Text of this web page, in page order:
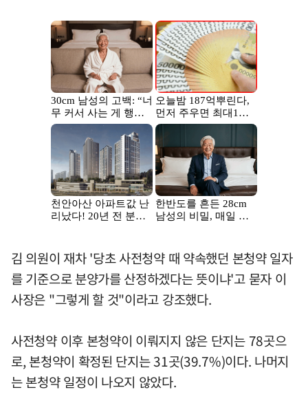
김 의원이 재차 '당초 사전청약 때 약속했던 본청약 일자
를 기준으로 분양가를 산정하겠다는 뜻이냐'고 묻자 이
사장은 "그렇게 할 것"이라고 강조했다.
사전청약 이후 본청약이 이뤄지지 않은 단지는 78곳으
로, 본청약이 확정된 단지는 31곳(39.7%)이다. 나머지
는 본청약 일정이 나오지 않았다.